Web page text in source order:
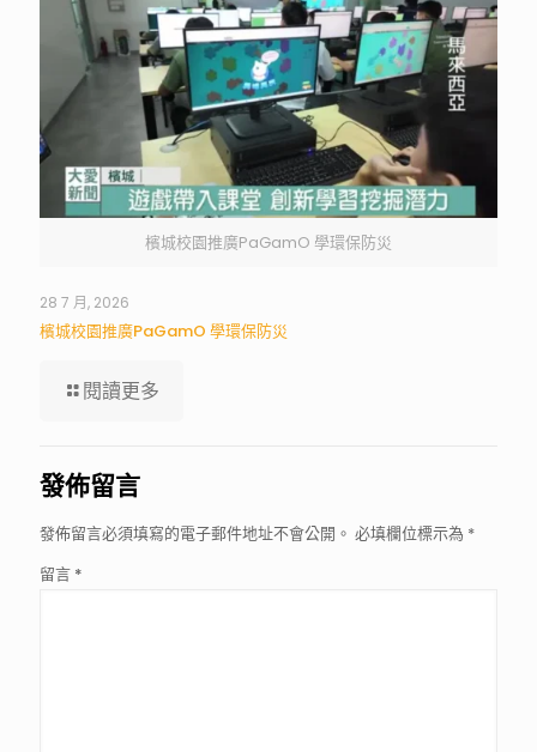
檳城校園推廣PaGamO 學環保防災
28 7 月, 2026
檳城校園推廣PaGamO 學環保防災
閱讀更多
發佈留言
發佈留言必須填寫的電子郵件地址不會公開。 必填欄位標示為 *
留言 *